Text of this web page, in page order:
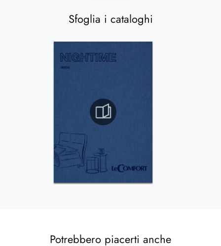
Sfoglia i cataloghi
Potrebbero piacerti anche